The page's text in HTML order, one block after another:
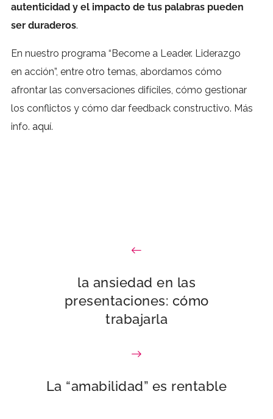
autenticidad y el impacto de tus palabras pueden
ser duraderos.
En nuestro programa “Become a Leader. Liderazgo
en acción”, entre otro temas, abordamos cómo
afrontar las conversaciones difíciles, cómo gestionar
los conflictos y cómo dar feedback constructivo. Más
info. aquí.
la ansiedad en las
presentaciones: cómo
trabajarla
La “amabilidad” es rentable